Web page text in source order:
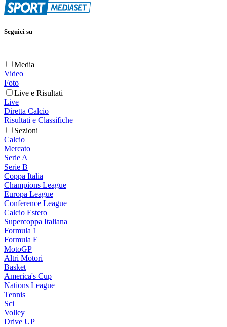
Seguici su
Media
Video
Foto
Live e Risultati
Live
Diretta Calcio
Risultati e Classifiche
Sezioni
Calcio
Mercato
Serie A
Serie B
Coppa Italia
Champions League
Europa League
Conference League
Calcio Estero
Supercoppa Italiana
Formula 1
Formula E
MotoGP
Altri Motori
Basket
America's Cup
Nations League
Tennis
Sci
Volley
Drive UP